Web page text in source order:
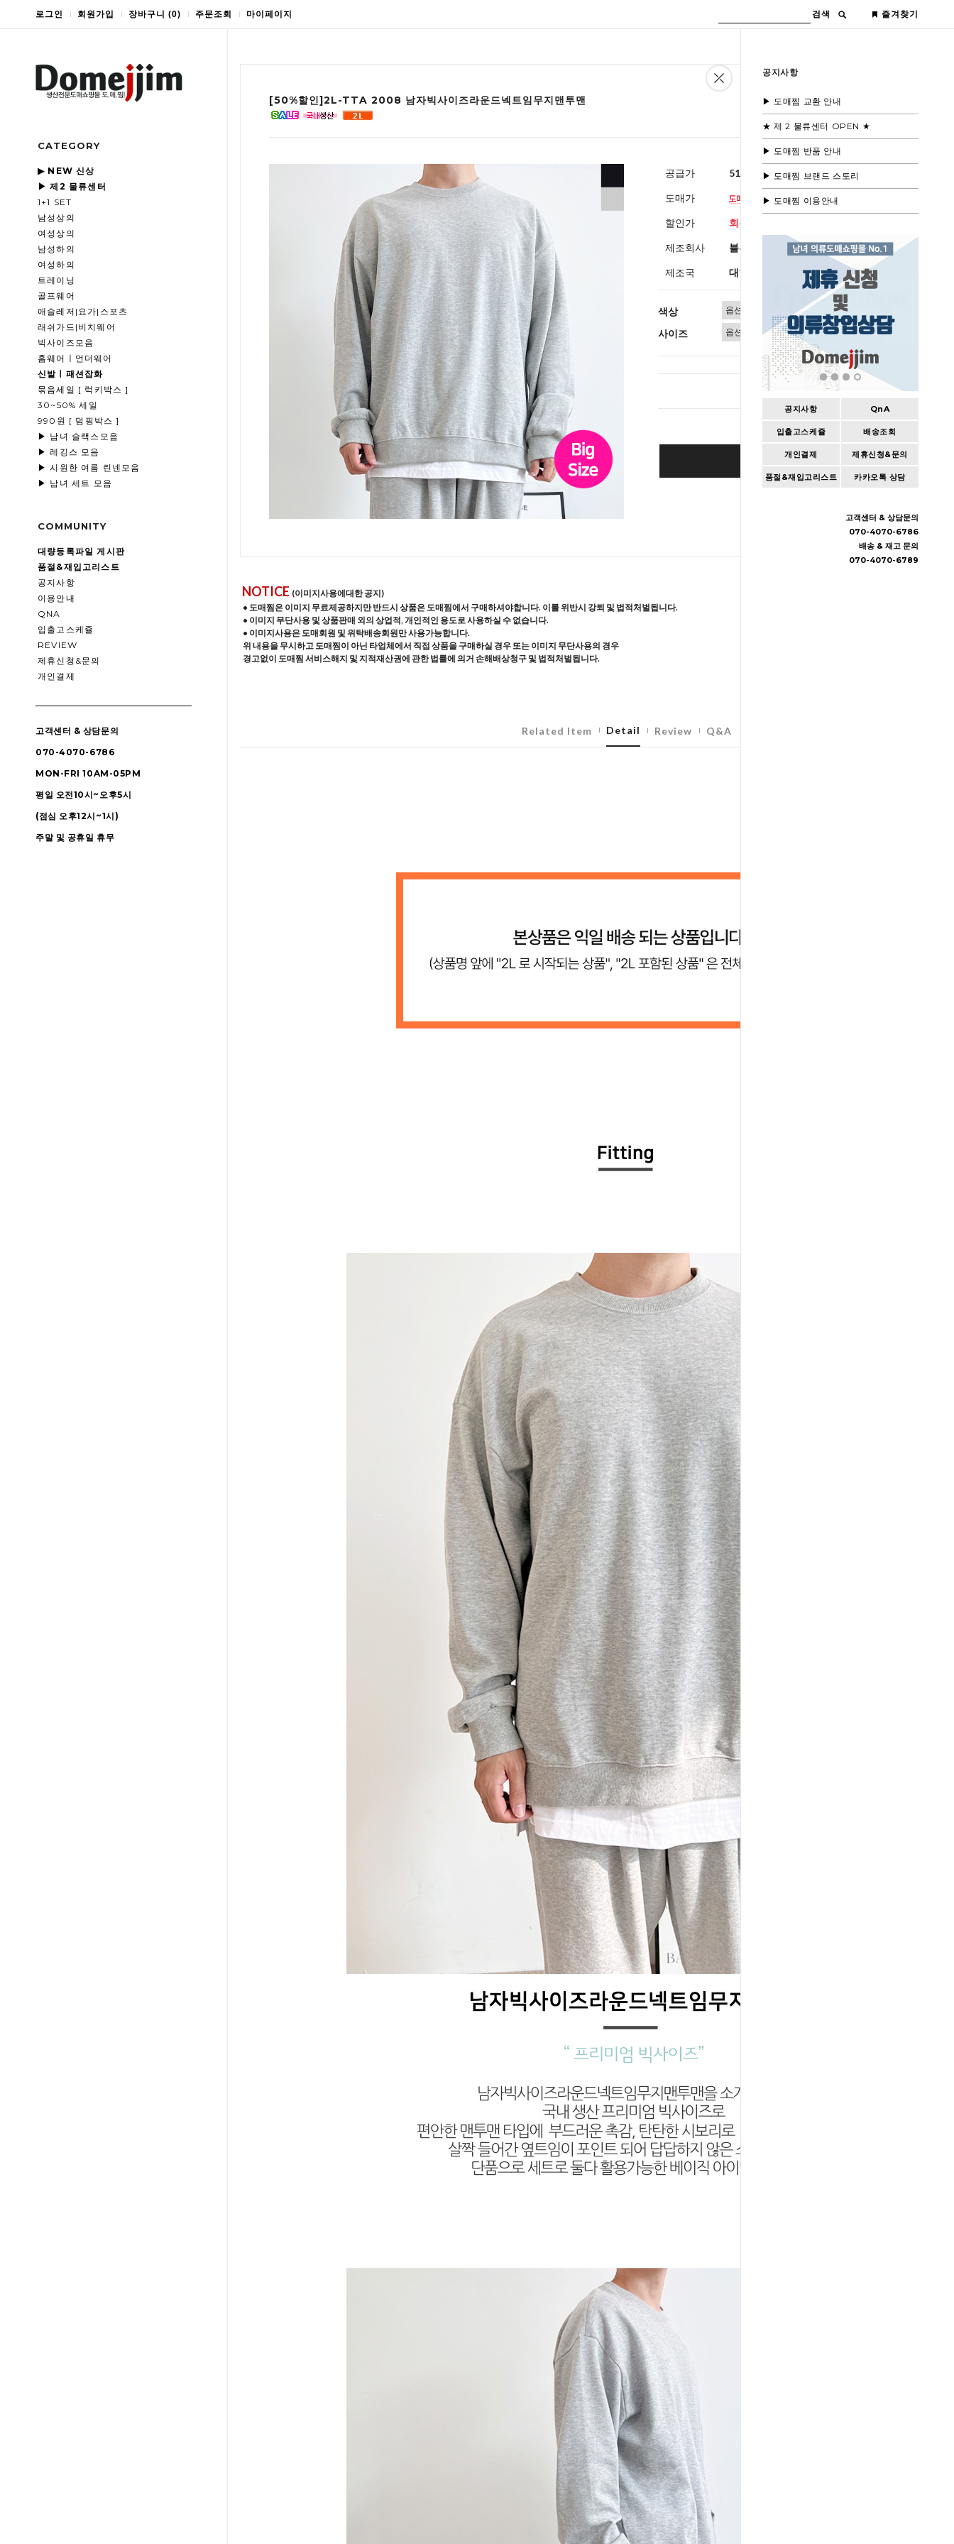
로그인 회원가입 장바구니 (0) 주문조회 마이페이지 검색 즐겨찾기
CATEGORY
▶ NEW 신상
▶ 제2 물류센터
1+1 SET
남성상의
여성상의
남성하의
여성하의
트레이닝
골프웨어
애슬레저|요가|스포츠
래쉬가드|비치웨어
빅사이즈모음
홈웨어ㅣ언더웨어
신발ㅣ패션잡화
묶음세일 [ 럭키박스 ]
30~50% 세일
990원 [ 덤핑박스 ]
▶ 남녀 슬랙스모음
▶ 레깅스 모음
▶ 시원한 여름 린넨모음
▶ 남녀 세트 모음
COMMUNITY
대량등록파일 게시판
품절&재입고리스트
공지사항
이용안내
QNA
입출고스케쥴
REVIEW
제휴신청&문의
개인결제
고객센터 & 상담문의
070-4070-6786
MON-FRI 10AM-05PM
평일 오전10시~오후5시
(점심 오후12시~1시)
주말 및 공휴일 휴무
공지사항
▶ 도매찜 교환 안내
★ 제 2 물류센터 OPEN ★
▶ 도매찜 반품 안내
▶ 도매찜 브랜드 스토리
▶ 도매찜 이용안내
공지사항 QnA
입출고스케쥴 배송조회
개인결제 제휴신청&문의
품절&재입고리스트 카카오톡 상담
고객센터 & 상담문의
070-4070-6786
배송 & 재고 문의
070-4070-6789
[50%할인]2L-TTA 2008 남자빅사이즈라운드넥트임무지맨투맨
공급가 51,600원(부가세별도)
도매가
할인가 회원공개
제조회사 블루모드제휴사
제조국 대한민국
색상
사이즈
총 상품
BUY IT NOW
NOTICE (이미지사용에대한 공지)
• 도매찜은 이미지 무료제공하지만 반드시 상품은 도매찜에서 구매하셔야합니다. 이를 위반시 강퇴 및 법적처벌됩니다.
• 이미지 무단사용 및 상품판매 외의 상업적, 개인적인 용도로 사용하실 수 없습니다.
• 이미지사용은 도매회원 및 위탁배송회원만 사용가능합니다.
위 내용을 무시하고 도매찜이 아닌 타업체에서 직접 상품을 구매하실 경우 또는 이미지 무단사용의 경우
경고없이 도매찜 서비스해지 및 지적재산권에 관한 법률에 의거 손해배상청구 및 법적처벌됩니다.
Related Item Detail Review Q&A